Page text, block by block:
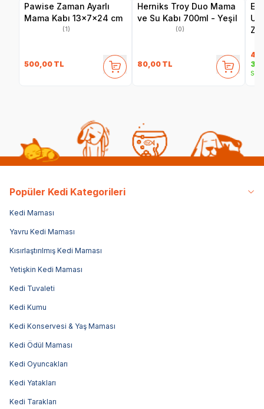
Pawise Zaman Ayarlı
Mama Kabı 13x7x24 cm
(1)
500,00 TL
Herniks Troy Duo Mama
ve Su Kabı 700ml - Yeşil
(0)
80,00 TL
Popüler Kedi Kategorileri
Kedi Maması
Yavru Kedi Maması
Kısırlaştırılmış Kedi Maması
Yetişkin Kedi Maması
Kedi Tuvaleti
Kedi Kumu
Kedi Konservesi & Yaş Maması
Kedi Ödül Maması
Kedi Oyuncakları
Kedi Yatakları
Kedi Tarakları